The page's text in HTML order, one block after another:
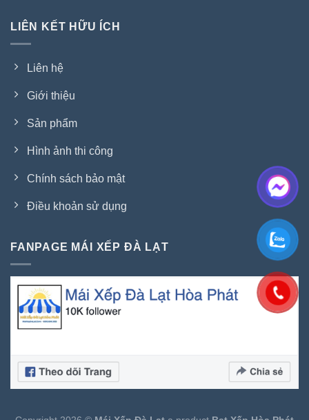
LIÊN KẾT HỮU ÍCH
Liên hệ
Giới thiệu
Sản phẩm
Hình ảnh thi công
Chính sách bảo mật
Điều khoản sử dụng
FANPAGE MÁI XẾP ĐÀ LẠT